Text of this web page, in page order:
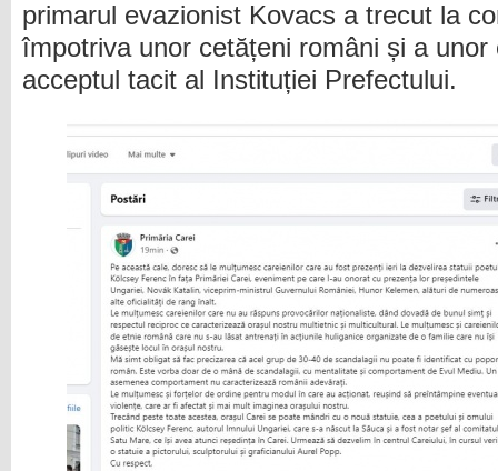
primarul evazionist Kovacs a trecut la
împotriva unor cetățeni români și a unor
acceptul tacit al Instituției Prefectului.